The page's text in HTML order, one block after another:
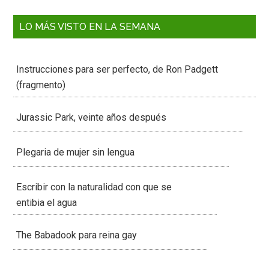
LO MÁS VISTO EN LA SEMANA
Instrucciones para ser perfecto, de Ron Padgett
(fragmento)
Jurassic Park, veinte años después
Plegaria de mujer sin lengua
Escribir con la naturalidad con que se
entibia el agua
The Babadook para reina gay